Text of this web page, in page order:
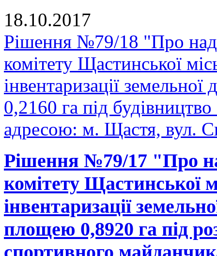
18.10.2017
Рішення №79/18 "Про
комітету Щастинської
інвентаризації
0,2160 га під
адресою: м. Щастя, вул.
Рішення №79/17 "Про
комітету Щастинської
інвентаризації
площею 0,8920 га під
спортивного